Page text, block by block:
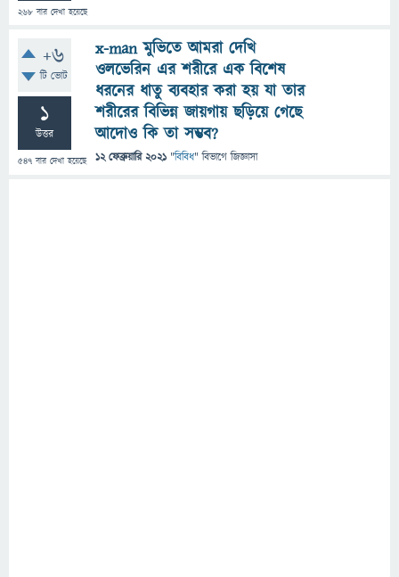
268 বার দেখা হয়েছে
+6
টি ভোট
1
উত্তর
547 বার দেখা হয়েছে
x-man মুভিতে আমরা দেখি
ওলভেরিন এর শরীরে এক বিশেষ
ধরনের ধাতু ব্যবহার করা হয় যা তার
শরীরের বিভিন্ন জায়গায় ছড়িয়ে গেছে
আদোও কি তা সম্ভব?
12 ফেব্রুয়ারি 2021 "বিবিধ" বিভাগে জিজ্ঞাসা